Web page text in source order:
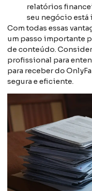
relatórios
seu negócio está
Com todas essas
um passo importante
de conteúdo.
profissional para
para receber do
segura e eficiente.